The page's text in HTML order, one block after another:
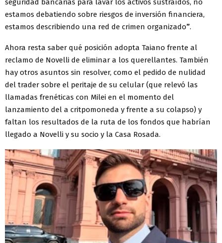
seguridad bancarias para lavar los activos sustraídos, no
estamos debatiendo sobre riesgos de inversión financiera,
estamos describiendo una red de crimen organizado”.
Ahora resta saber qué posición adopta Taiano frente al
reclamo de Novelli de eliminar a los querellantes. También
hay otros asuntos sin resolver, como el pedido de nulidad
del trader sobre el peritaje de su celular (que relevó las
llamadas frenéticas con Milei en el momento del
lanzamiento del a critpomoneda y frente a su colapso) y
faltan los resultados de la ruta de los fondos que habrían
llegado a Novelli y su socio y la Casa Rosada.